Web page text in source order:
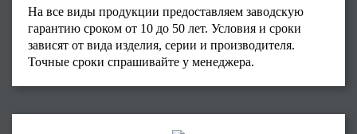
На все виды продукции предоставляем заводскую
гарантию сроком от 10 до 50 лет. Условия и сроки
зависят от вида изделия, серии и производителя.
Точные сроки спрашивайте у менеджера.